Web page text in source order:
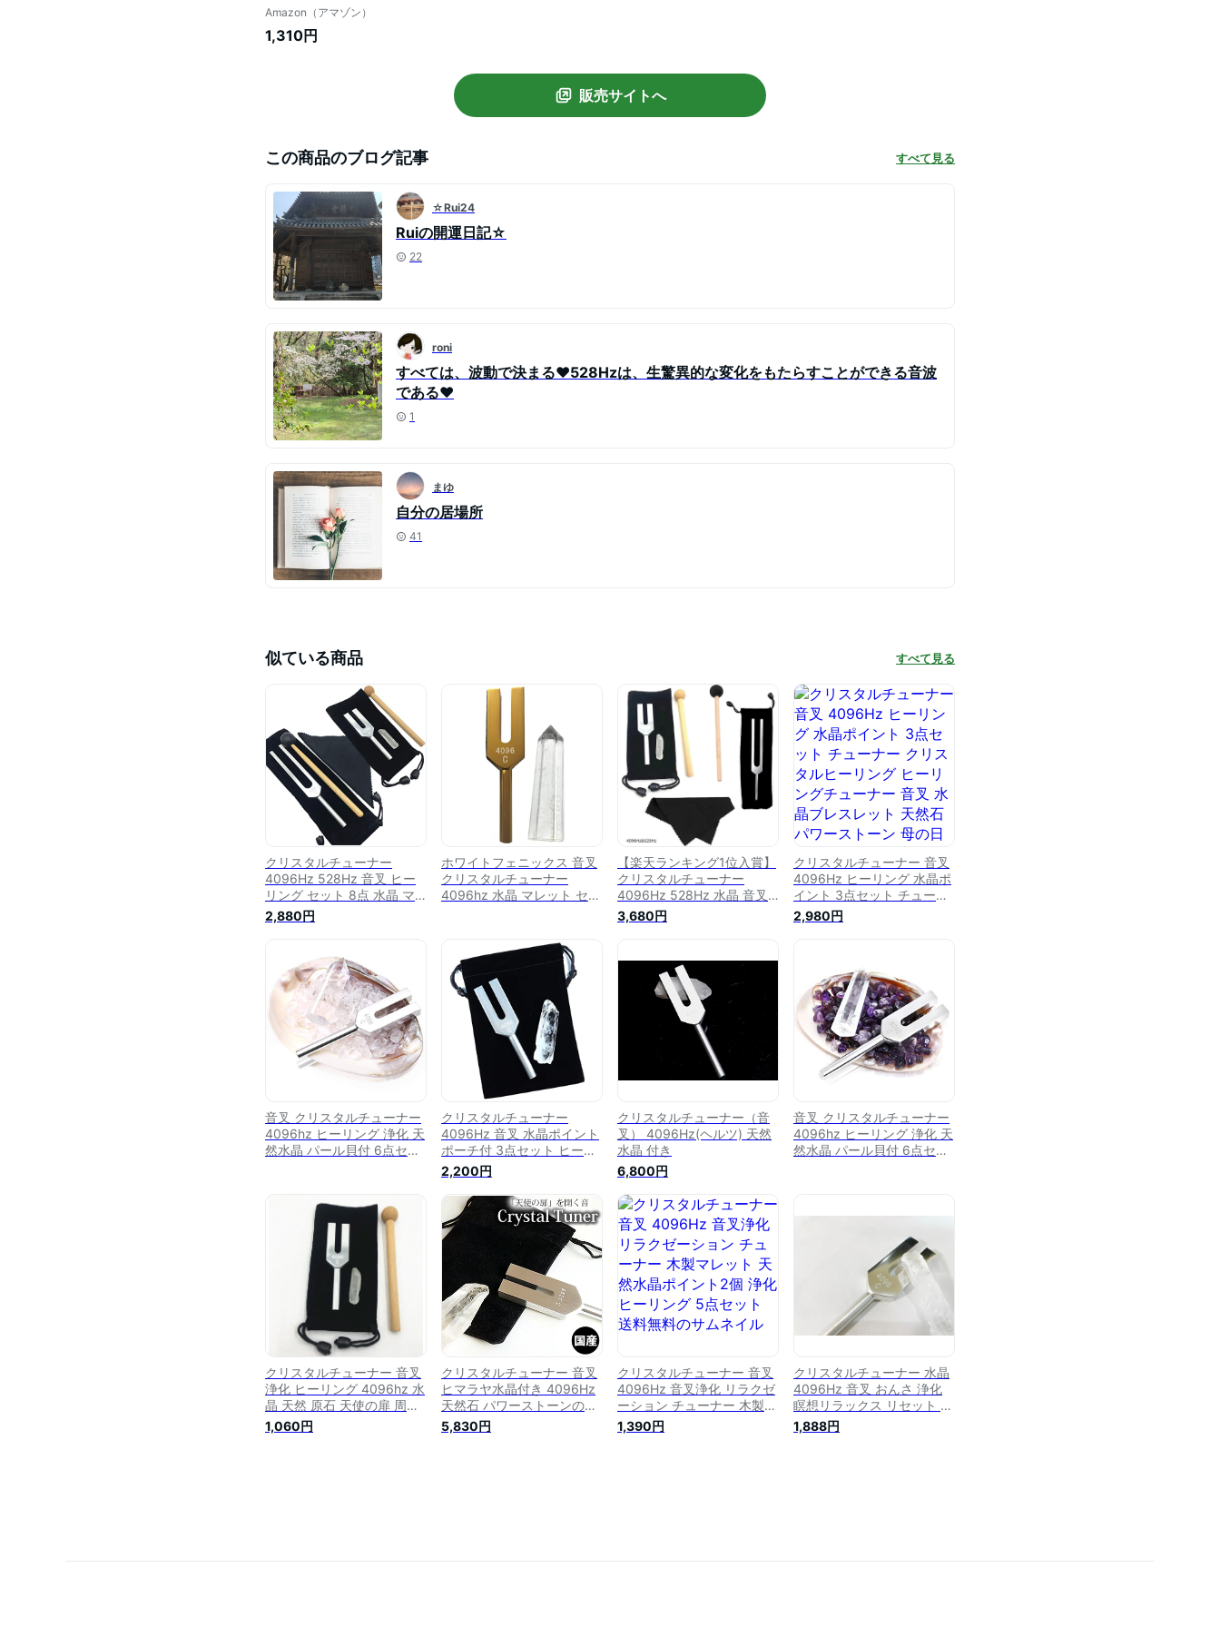
Amazon（アマゾン）
1,310円
販売サイトへ
この商品のブログ記事 すべて見る
☆Rui24
Ruiの開運日記☆
22
roni
すべては、波動で決まる♥528Hzは、生驚異的な変化をもたらすことができる音波
である♥
1
まゆ
自分の居場所
41
似ている商品 すべて見る
クリスタルチューナー
4096Hz 528Hz 音叉 ヒー
リング セット 8点 水晶 マ
レット
2,880円
ホワイトフェニックス 音叉
クリスタルチューナー
4096hz 水晶 マレット セッ
【楽天ランキング1位入賞】
クリスタルチューナー
4096Hz 528Hz 水晶 音叉
ヒーリング チューニング セ
ット (4096Hz＆528Hz)
3,680円
クリスタルチューナー 音叉
4096Hz ヒーリング 水晶ポ
イント 3点セット チューナ
ー クリスタルヒーリング ヒ
ーリングチューナー 音叉 水
父の日
2,980円
音叉 クリスタルチューナー
4096hz ヒーリング 浄化 天
然水晶 パール貝付 6点セッ
クリスタルチューナー
4096Hz 音叉 水晶ポイント
ポーチ付 3点セット ヒーリ
ング 癒し 浄化 音の浄化 ク
リスタルヒーリング チュー
ナー 水晶 原石 結晶
2,200円
クリスタルチューナー（音
叉） 4096Hz(ヘルツ) 天然
水晶 付き
6,800円
音叉 クリスタルチューナー
4096hz ヒーリング 浄化 天
然水晶 パール貝付 6点セッ
クリスタルチューナー 音叉
浄化 ヒーリング 4096hz 水
晶 天然 原石 天使の扉 周波
数 クリスタル
1,060円
クリスタルチューナー 音叉
ヒマラヤ水晶付き 4096Hz
天然石 パワーストーンの浄
化用に 瞑想 ヨガ等に ヒー
リンググッズ クリスタル チ
5,830円
クリスタルチューナー 音叉
4096Hz 音叉浄化 リラクゼ
ーション チューナー 木製マ
レット 天然水晶ポイント2
個 浄化ヒーリング 5点セッ
1,390円
クリスタルチューナー 水晶
4096Hz 音叉 おんさ 浄化
瞑想リラックス リセット 浄
化グッズ インテリア 天然石
インテリア 置物 ヒーリング
1,888円